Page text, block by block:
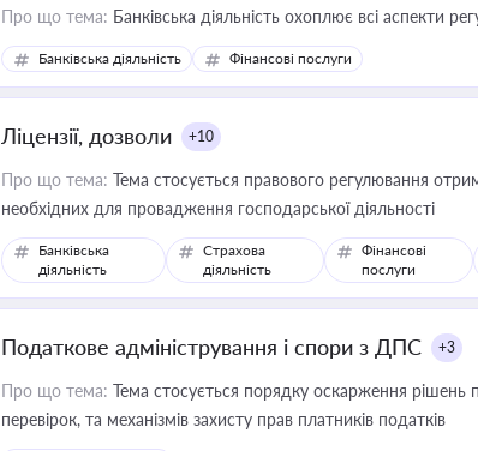
Про що тема: Банківська діяльність охоплює всі аспекти
Банківська діяльність Фінансові послуги
Ліцензії, дозволи +10
Про що тема: Тема стосується правового регулювання
необхідних для провадження господарської діяльності
Банківська
діяльність
Страхова
діяльність
Фінансові
послуги
Податкове адміністрування і спори з ДПС +3
Про що тема: Тема стосується порядку оскарження рішень
перевірок, та механізмів захисту прав платників податків